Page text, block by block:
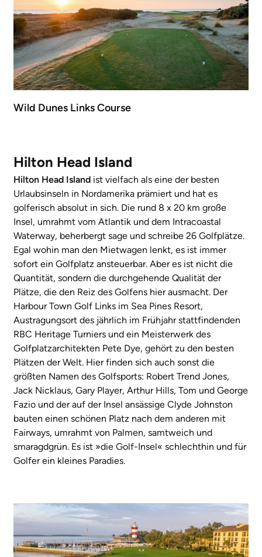
Wild Dunes Links Course
Hilton Head Island
Hilton Head Island ist vielfach als eine der besten
Urlaubsinseln in Nordamerika prämiert und hat es
golferisch absolut in sich. Die rund 8 x 20 km große
Insel, umrahmt vom Atlantik und dem Intracoastal
Waterway, beherbergt sage und schreibe 26 Golfplätze.
Egal wohin man den Mietwagen lenkt, es ist immer
sofort ein Golfplatz ansteuerbar. Aber es ist nicht die
Quantität, sondern die durchgehende Qualität der
Plätze, die den Reiz des Golfens hier ausmacht. Der
Harbour Town Golf Links im Sea Pines Resort,
Austragungsort des jährlich im Frühjahr stattfindenden
RBC Heritage Turniers und ein Meisterwerk des
Golfplatzarchitekten Pete Dye, gehört zu den besten
Plätzen der Welt. Hier finden sich auch sonst die
größten Namen des Golfsports: Robert Trend Jones,
Jack Nicklaus, Gary Player, Arthur Hills, Tom und George
Fazio und der auf der Insel ansässige Clyde Johnston
bauten einen schönen Platz nach dem anderen mit
Fairways, umrahmt von Palmen, samtweich und
smaragdgrün. Es ist »die Golf-Insel« schlechthin und für
Golfer ein kleines Paradies.